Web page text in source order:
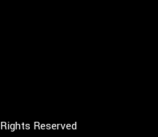
Reserved